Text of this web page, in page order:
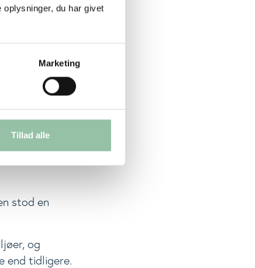
du har givet
Marketing
Tillad alle
ikke bliver
af de
andre
stod en
og
end tidligere.